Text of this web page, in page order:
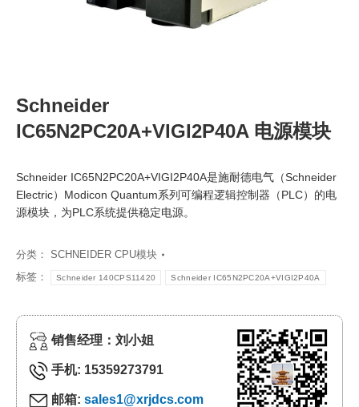
Schneider
IC65N2PC20A+VIGI2P40A 电源模块
Schneider IC65N2PC20A+VIGI2P40A是施耐德电气（Schneider
Electric）Modicon Quantum系列可编程逻辑控制器（PLC）的电
源模块，为PLC系统提供稳定电源。
分类： SCHNEIDER CPU模块
标签：
Schneider 140CPS11420 Schneider IC65N2PC20A+VIGI2P40A
销售经理：刘小姐
手机: 15359273791
邮箱: sales1@xrjdcs.com